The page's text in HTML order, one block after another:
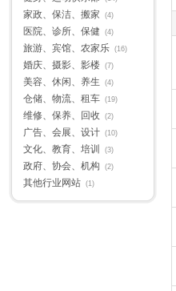
家政、保洁、搬家 (4)
医院、诊所、保健 (4)
旅游、宾馆、农家乐 (16)
婚庆、摄影、影楼 (7)
美容、休闲、养生 (4)
仓储、物流、租车 (19)
维修、保养、回收 (2)
广告、会展、设计 (10)
文化、教育、培训 (3)
政府、协会、机构 (2)
其他行业网站 (1)